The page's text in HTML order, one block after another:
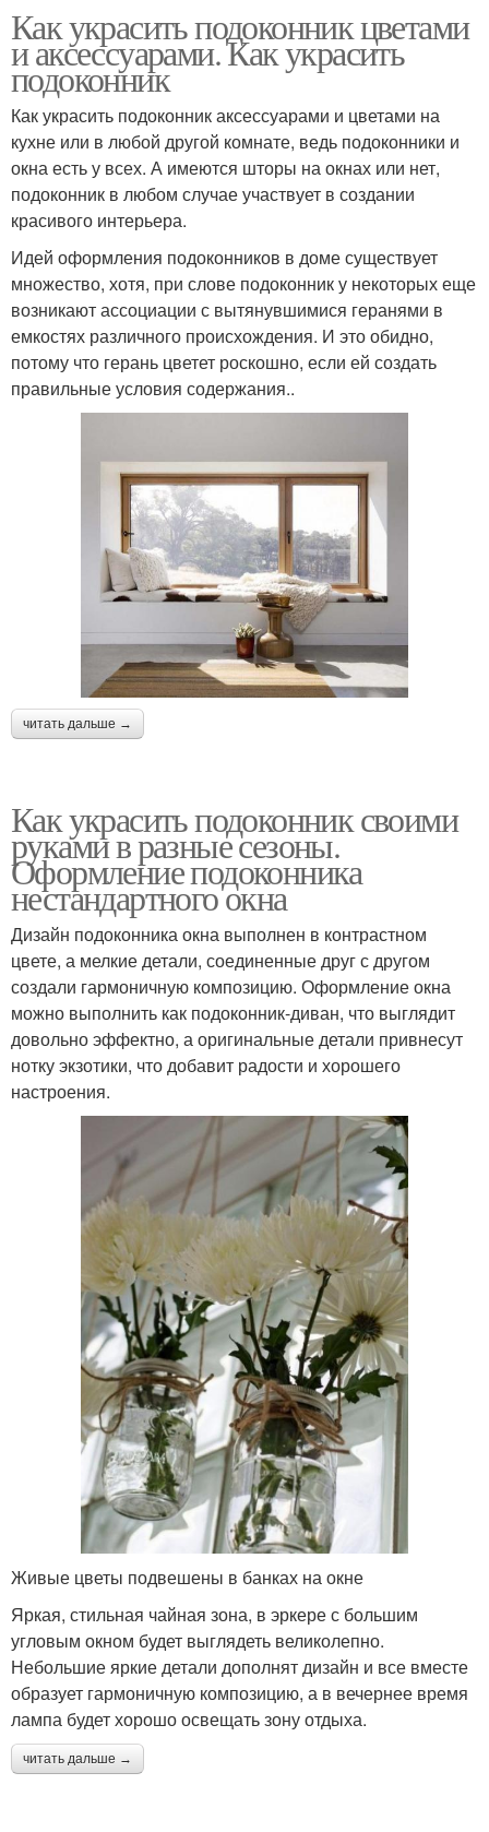
Как украсить подоконник цветами
и аксессуарами. Как украсить
подоконник
Как украсить подоконник аксессуарами и цветами на
кухне или в любой другой комнате, ведь подоконники и
окна есть у всех. А имеются шторы на окнах или нет,
подоконник в любом случае участвует в создании
красивого интерьера.
Идей оформления подоконников в доме существует
множество, хотя, при слове подоконник у некоторых еще
возникают ассоциации с вытянувшимися геранями в
емкостях различного происхождения. И это обидно,
потому что герань цветет роскошно, если ей создать
правильные условия содержания..
читать дальше →
Как украсить подоконник своими
руками в разные сезоны.
Оформление подоконника
нестандартного окна
Дизайн подоконника окна выполнен в контрастном
цвете, а мелкие детали, соединенные друг с другом
создали гармоничную композицию. Оформление окна
можно выполнить как подоконник-диван, что выглядит
довольно эффектно, а оригинальные детали привнесут
нотку экзотики, что добавит радости и хорошего
настроения.
Живые цветы подвешены в банках на окне
Яркая, стильная чайная зона, в эркере с большим
угловым окном будет выглядеть великолепно.
Небольшие яркие детали дополнят дизайн и все вместе
образует гармоничную композицию, а в вечернее время
лампа будет хорошо освещать зону отдыха.
читать дальше →